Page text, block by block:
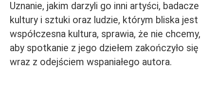
Uznanie, jakim darzyli go inni artyści, badacze
kultury i sztuki oraz ludzie, którym bliska jest
współczesna kultura, sprawia, że nie chcemy,
aby spotkanie z jego dziełem zakończyło się
wraz z odejściem wspaniałego autora.